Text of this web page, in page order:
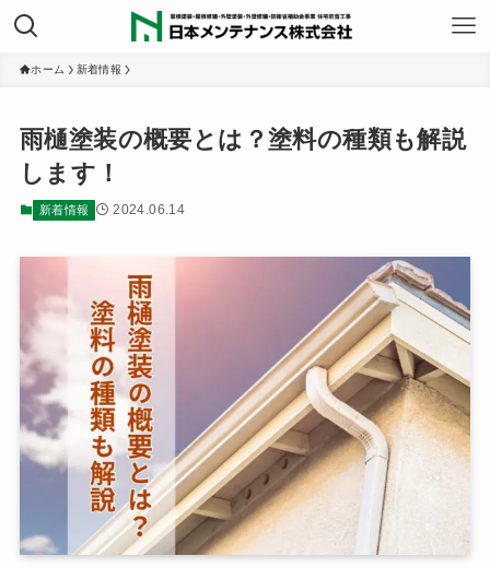
ホーム 新着情報
雨樋塗装の概要とは？塗料の種類も解説
します！
新着情報 2024.06.14